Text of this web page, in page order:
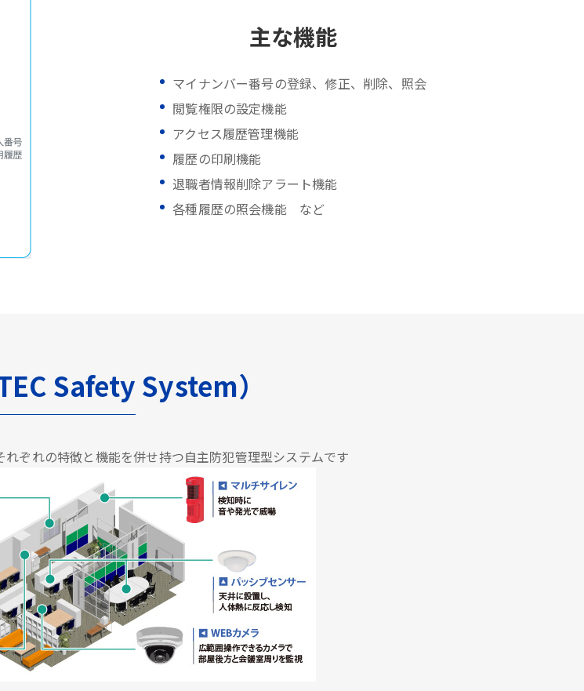
主な機能
マイナンバー番号の登録、修正、削除、照会
閲覧権限の設定機能
アクセス履歴管理機能
履歴の印刷機能
退職者情報削除アラート機能
各種履歴の照会機能 など
Safety System）
ぞれの特徴と機能を併せ持つ自主防犯管理型システムです